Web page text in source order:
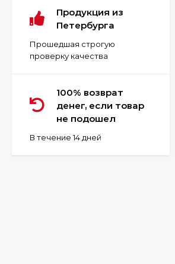
Продукция из
Петербурга
Прошедшая строгую
проверку качества
100% возврат
денег, если товар
не подошел
В течение 14 дней